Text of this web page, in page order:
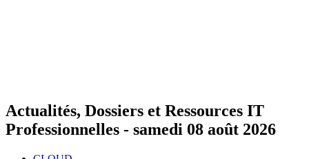
Actualités, Dossiers et Ressources IT
Professionnelles - samedi 08 août 2026